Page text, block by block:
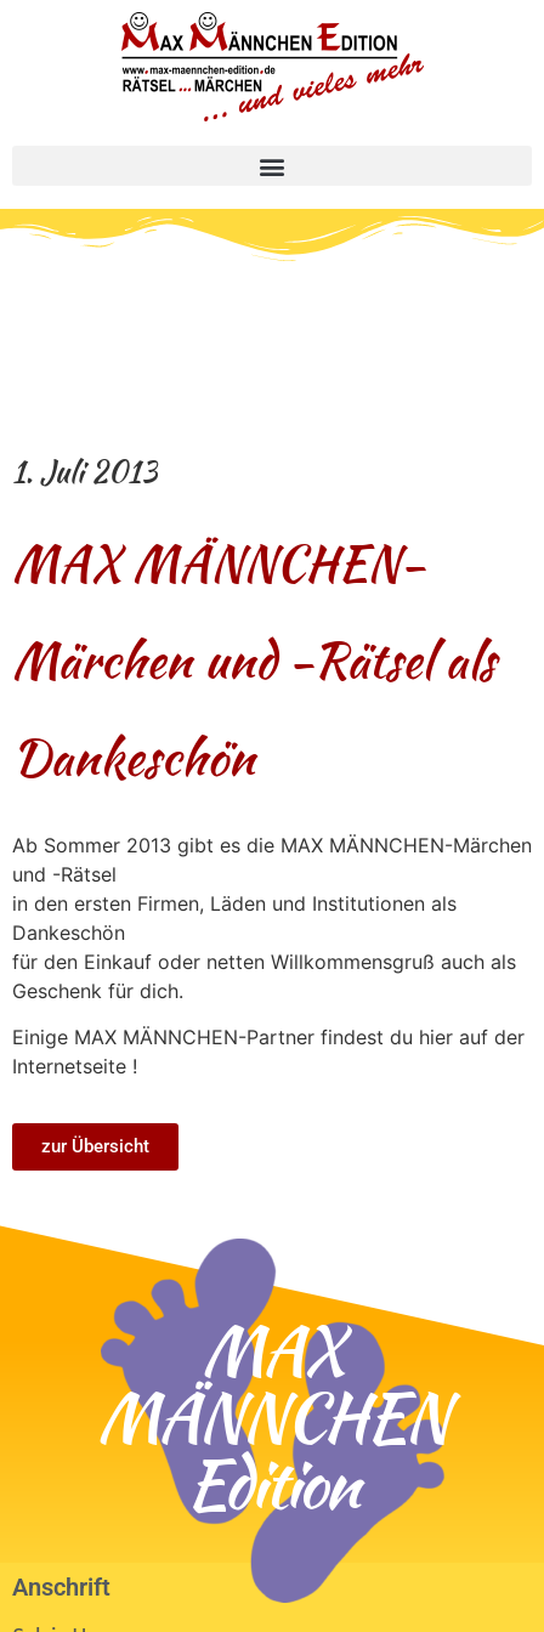
1. Juli 2013
MAX MÄNNCHEN-
Märchen und -Rätsel als
Dankeschön
Ab Sommer 2013 gibt es die MAX MÄNNCHEN-Märchen
und -Rätsel
in den ersten Firmen, Läden und Institutionen als
Dankeschön
für den Einkauf oder netten Willkommensgruß auch als
Geschenk für dich.
Einige MAX MÄNNCHEN-Partner findest du hier auf der
Internetseite !
zur Übersicht
MAX
MÄNNCHEN
Edition
Anschrift